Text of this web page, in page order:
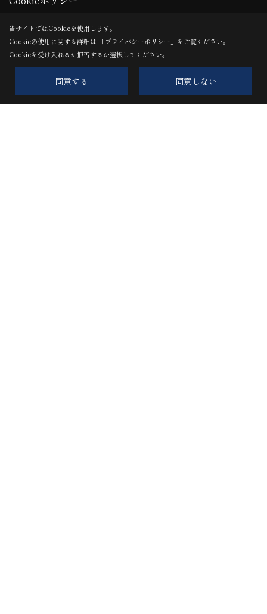
当サイトではCookieを使用します。
Cookieの使用に関する詳細は 「プライバシーポリシー 」をご覧ください。
Cookieを受け入れるか拒否するか選択してください。
同意する 同意しない